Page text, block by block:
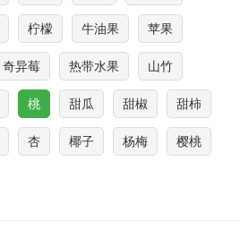
柠檬 牛油果 苹果
奇异莓 热带水果 山竹
桃 甜瓜 甜椒 甜柿
杏 椰子 杨梅 樱桃